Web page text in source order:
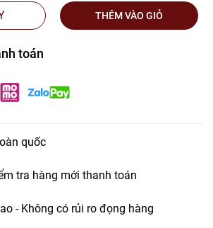
THÊM VÀO GIỎ
toán
quốc
tra hàng mới thanh toán
- Không có rủi ro đọng hàng